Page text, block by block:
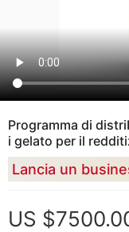
Programma di
i gelato per il
US